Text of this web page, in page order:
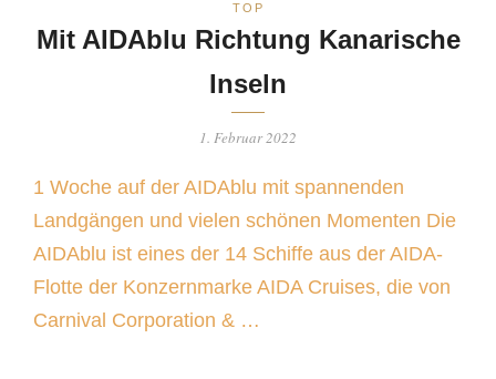
TOP
Mit AIDAblu Richtung Kanarische
Inseln
1. Februar 2022
1 Woche auf der AIDAblu mit spannenden
Landgängen und vielen schönen Momenten Die
AIDAblu ist eines der 14 Schiffe aus der AIDA-
Flotte der Konzernmarke AIDA Cruises, die von
Carnival Corporation & …